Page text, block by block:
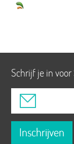
Schrijf je in
Inschrijven